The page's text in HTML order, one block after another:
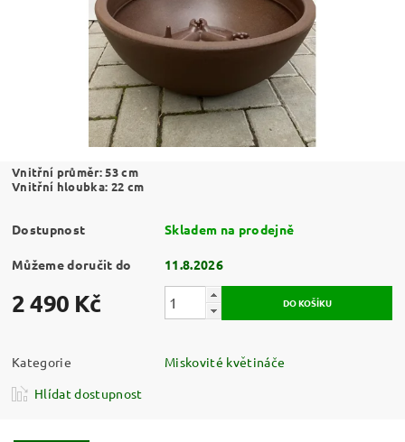
Vnitřní průměr: 53 cm
Vnitřní hloubka: 22 cm
Dostupnost Skladem na prodejně
Můžeme doručit do 11.8.2026
2 490 Kč
Kategorie
Miskovité květináče
Hlídat dostupnost